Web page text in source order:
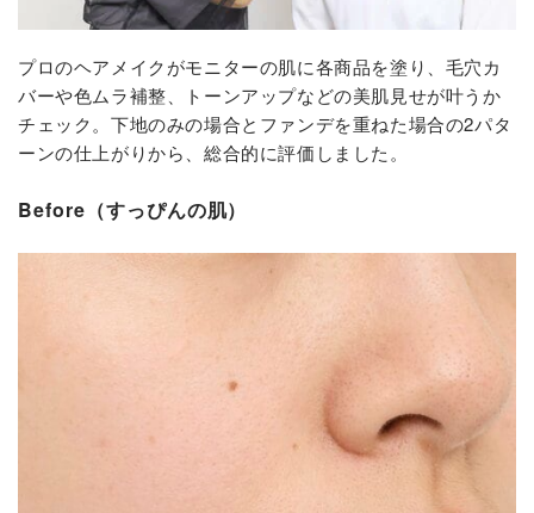
プロのヘアメイクがモニターの肌に各商品を塗り、毛穴カ
バーや色ムラ補整、トーンアップなどの美肌見せが叶うか
チェック。下地のみの場合とファンデを重ねた場合の2パタ
ーンの仕上がりから、総合的に評価しました。
Before（すっぴんの肌）